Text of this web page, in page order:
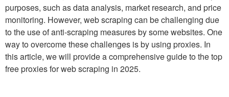
проекта
скаппинга
Прокси-сервера для
веб-скаппинга
Прокси-сервер для веб-
скрапинга
purposes, such as data analysis, market research, and price
monitoring. However, web scraping can be challenging due
to the use of anti-scraping measures by some websites. One
way to overcome these challenges is by using proxies. In
this article, we will provide a comprehensive guide to the top
free proxies for web scraping in 2025.